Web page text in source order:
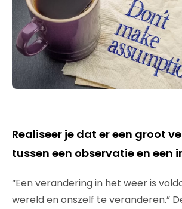
Realiseer je dat er een groot
tussen een observatie en een
“Een verandering in het weer is
wereld en onszelf te veranderen.”